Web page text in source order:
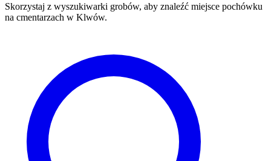
Skorzystaj z wyszukiwarki grobów, aby znaleźć miejsce pochówku
na cmentarzach w Klwów.